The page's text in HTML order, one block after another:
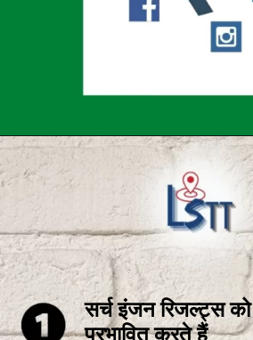
Opening
सर्च इंजन रिजल्ट्स को
प्रभावित करते हैं